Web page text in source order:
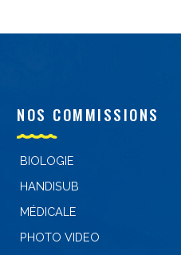
NOS COMMISSIONS
BIOLOGIE
HANDISUB
MÉDICALE
PHOTO VIDEO